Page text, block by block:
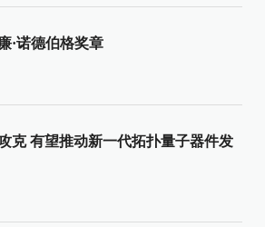
·诺德伯格奖章
克 有望推动新一代拓扑量子器件发